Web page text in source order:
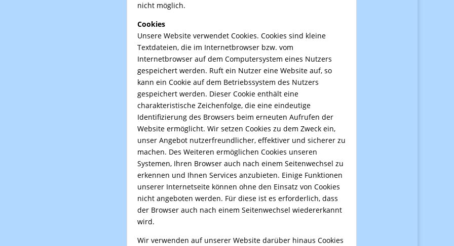
nicht möglich.
Cookies
Unsere Website verwendet Cookies. Cookies sind kleine
Textdateien, die im Internetbrowser bzw. vom
Internetbrowser auf dem Computersystem eines Nutzers
gespeichert werden. Ruft ein Nutzer eine Website auf, so
kann ein Cookie auf dem Betriebssystem des Nutzers
gespeichert werden. Dieser Cookie enthält eine
charakteristische Zeichenfolge, die eine eindeutige
Identifizierung des Browsers beim erneuten Aufrufen der
Website ermöglicht. Wir setzen Cookies zu dem Zweck ein,
unser Angebot nutzerfreundlicher, effektiver und sicherer zu
machen. Des Weiteren ermöglichen Cookies unseren
Systemen, Ihren Browser auch nach einem Seitenwechsel zu
erkennen und Ihnen Services anzubieten. Einige Funktionen
unserer Internetseite können ohne den Einsatz von Cookies
nicht angeboten werden. Für diese ist es erforderlich, dass
der Browser auch nach einem Seitenwechsel wiedererkannt
wird.
Wir verwenden auf unserer Website darüber hinaus Cookies